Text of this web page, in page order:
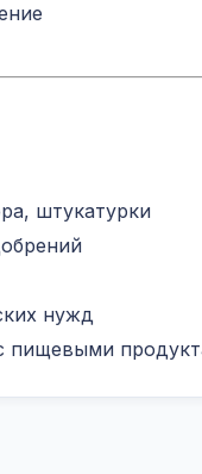
штукатурки
нужд
пищевыми